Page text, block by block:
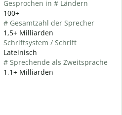
Gesprochen in # Ländern
100+
# Gesamtzahl der Sprecher
1,5+ Milliarden
Schriftsystem / Schrift
Lateinisch
# Sprechende als Zweitsprache
1,1+ Milliarden